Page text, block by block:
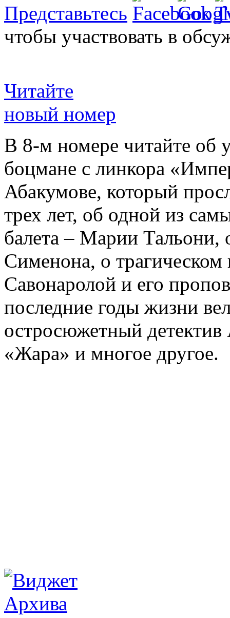
Представьтесь
чтобы участвовать в
Читайте
новый номер
В 8-м номере читайте об
боцмане с линкора
Абакумове, который
трех лет, об одной из
балета – Марии
Сименона, о трагическом
Савонаролой и его
последние годы жизни
остросюжетный детектив
«Жара» и многое другое.